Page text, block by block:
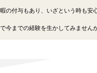
の付与もあり、いざという時も安
今までの経験を生かしてみません